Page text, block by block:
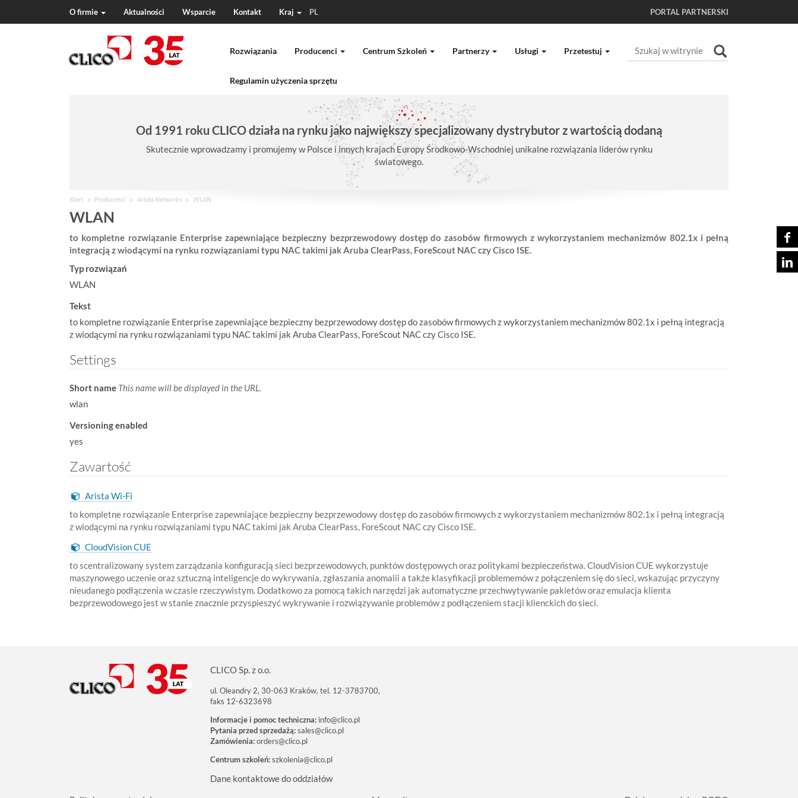
O firmie Aktualności Wsparcie Kontakt Kraj PL PORTAL PARTNERSKI
Rozwiązania Producenci Centrum Szkoleń Partnerzy Usługi Przetestuj
Regulamin użyczenia sprzętu
Szukaj
Od 1991 roku CLICO działa na rynku jako największy specjalizowany dystrybutor z wartością dodaną
Skutecznie wprowadzamy i promujemy w Polsce i innych krajach Europy Środkowo-Wschodniej unikalne rozwiązania liderów rynku
światowego.
J
e
s
t
e
w
:
Start Producenci Arista Networks WLAN
WLAN
to kompletne rozwiązanie Enterprise zapewniające bezpieczny bezprzewodowy dostęp do zasobów firmowych z wykorzystaniem mechanizmów 802.1x i pełną
integracją z wiodącymi na rynku rozwiązaniami typu NAC takimi jak Aruba ClearPass, ForeScout NAC czy Cisco ISE.
Typ rozwiązań
WLAN
Tekst
to kompletne rozwiązanie Enterprise zapewniające bezpieczny bezprzewodowy dostęp do zasobów firmowych z wykorzystaniem mechanizmów 802.1x i pełną integracją
z wiodącymi na rynku rozwiązaniami typu NAC takimi jak Aruba ClearPass, ForeScout NAC czy Cisco ISE.
Settings
Short name This name will be displayed in the URL.
wlan
Versioning enabled
yes
Zawartość
Arista Wi-Fi
to kompletne rozwiązanie Enterprise zapewniające bezpieczny bezprzewodowy dostęp do zasobów firmowych z wykorzystaniem mechanizmów 802.1x i pełną integracją
z wiodącymi na rynku rozwiązaniami typu NAC takimi jak Aruba ClearPass, ForeScout NAC czy Cisco ISE.
CloudVision CUE
to scentralizowany system zarządzania konfiguracją sieci bezprzewodowych, punktów dostępowych oraz politykami bezpieczeństwa. CloudVision CUE wykorzystuje
maszynowego uczenie oraz sztuczną inteligencje do wykrywania, zgłaszania anomalii a także klasyfikacji problememów z połączeniem się do sieci, wskazując przyczyny
nieudanego podłączenia w czasie rzeczywistym. Dodatkowo za pomocą takich narzędzi jak automatyczne przechwytywanie pakietów oraz emulacja klienta
bezprzewodowego jest w stanie znacznie przyspieszyć wykrywanie i rozwiązywanie problemów z podłączeniem stacji klienckich do sieci.
CLICO Sp. z o.o.
ul. Oleandry 2, 30-063 Kraków, tel. 12-3783700,
faks 12-6323698
Informacje i pomoc techniczna: info@clico.pl
Pytania przed sprzedażą:sales@clico.pl
Zamówienia:orders@clico.pl
Centrum szkoleń:szkolenia@clico.pl
Dane kontaktowe do oddziałów